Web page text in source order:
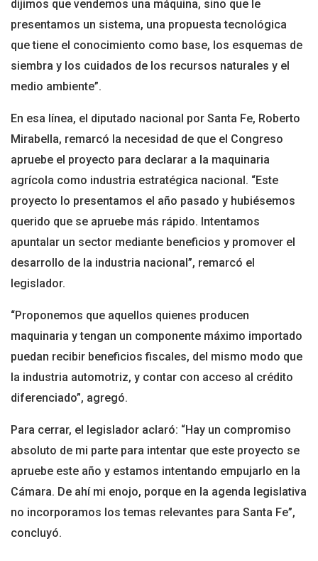
dijimos que vendemos una máquina, sino que le
presentamos un sistema, una propuesta tecnológica
que tiene el conocimiento como base, los esquemas de
siembra y los cuidados de los recursos naturales y el
medio ambiente”.
En esa línea, el diputado nacional por Santa Fe, Roberto
Mirabella, remarcó la necesidad de que el Congreso
apruebe el proyecto para declarar a la maquinaria
agrícola como industria estratégica nacional. “Este
proyecto lo presentamos el año pasado y hubiésemos
querido que se apruebe más rápido. Intentamos
apuntalar un sector mediante beneficios y promover el
desarrollo de la industria nacional”, remarcó el
legislador.
“Proponemos que aquellos quienes producen
maquinaria y tengan un componente máximo importado
puedan recibir beneficios fiscales, del mismo modo que
la industria automotriz, y contar con acceso al crédito
diferenciado”, agregó.
Para cerrar, el legislador aclaró: “Hay un compromiso
absoluto de mi parte para intentar que este proyecto se
apruebe este año y estamos intentando empujarlo en la
Cámara. De ahí mi enojo, porque en la agenda legislativa
no incorporamos los temas relevantes para Santa Fe”,
concluyó.